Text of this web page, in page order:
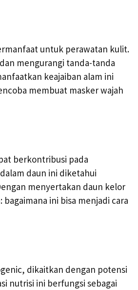
untuk perawatan kulit.
mengurangi tanda-tanda
keajaiban alam ini
membuat masker wajah
berkontribusi pada
daun ini diketahui
menyertakan daun kelor
ini bisa menjadi cara
dikaitkan dengan potensi
nutrisi ini berfungsi sebagai